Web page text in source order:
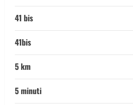
41 bis
41bis
5 km
5 minuti